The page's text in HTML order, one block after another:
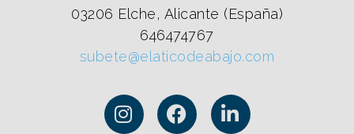
03206 Elche, Alicante (España)
646474767
subete@elaticodeabajo.com